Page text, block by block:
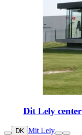
Dit Lely center
DK Mit Lely